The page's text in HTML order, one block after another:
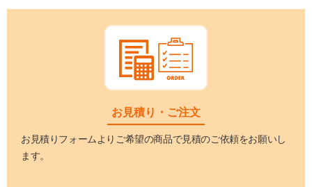
お見積り・ご注文
お見積りフォームよりご希望の商品で見積のご依頼をお願いし
ます。